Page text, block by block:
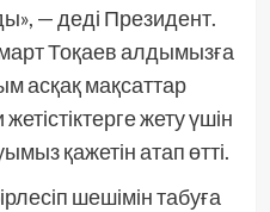
— деді Президент.
Тоқаев алдымызға
асқақ мақсаттар
жету үшін
қажетін атап өтті.
шешімін табуға